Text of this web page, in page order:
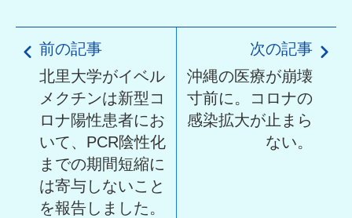
前の記事
北里大学がイベル
メクチンは新型コ
ロナ陽性患者にお
いて、PCR陰性化
までの期間短縮に
は寄与しないこと
を報告しました。
次の記事
沖縄の医療が崩壊
寸前に。コロナの
感染拡大が止まら
ない。